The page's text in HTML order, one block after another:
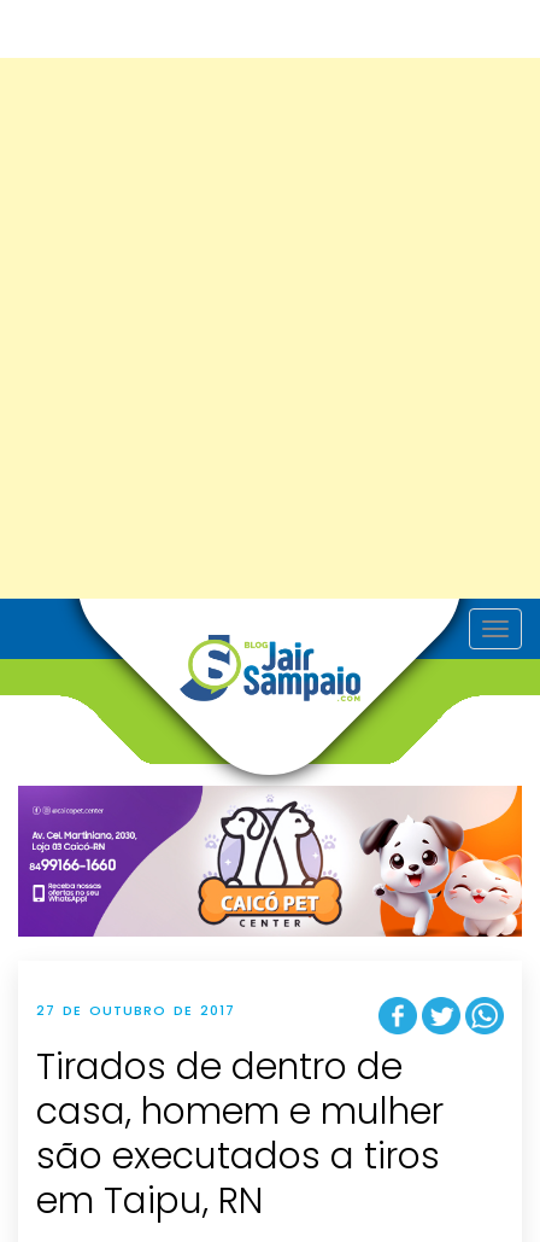
T
o
v
g
t
i
o
n
27 DE OUTUBRO DE 2017
Tirados de dentro de
casa, homem e mulher
são executados a tiros
em Taipu, RN